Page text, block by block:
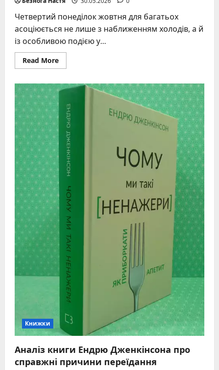
Четвертий понеділок жовтня для багатьох
асоціюється не лише з наближенням холодів, а й
із особливою подією у...
Read MoreRead
more
день
шкільних
бібліотек
історія,
дата,
значення
Книжки
Аналіз книги Ендрю Дженкінсона про
справжні причини переїдання